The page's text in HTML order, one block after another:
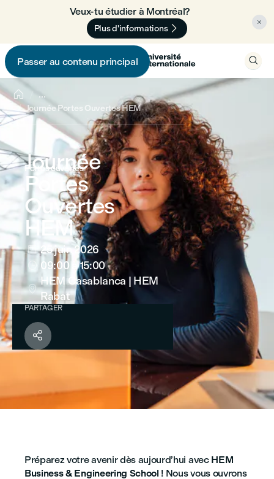
Veux-tu étudier à Montréal? 🇨🇦
Plus d'informations

Passer au contenu principal
 
 ...
Journée Portes Ouvertes HEM
Portes ouvertes
Journée
Portes
Ouvertes
HEM
 25 juin 2026
 09:00 à 15:00

HEM Casablanca | HEM
Rabat
PARTAGER

Préparez votre avenir dès aujourd’hui avec HEM
Business & Engineering School! Nous vous ouvrons